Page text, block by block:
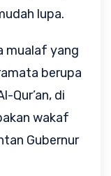
lupa.
mualaf yang
berupa
Qur’an, di
wakaf
Gubernur